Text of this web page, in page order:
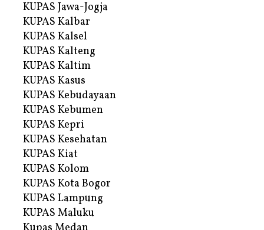
KUPAS Jawa-Jogja
KUPAS Kalbar
KUPAS Kalsel
KUPAS Kalteng
KUPAS Kaltim
KUPAS Kasus
KUPAS Kebudayaan
KUPAS Kebumen
KUPAS Kepri
KUPAS Kesehatan
KUPAS Kiat
KUPAS Kolom
KUPAS Kota Bogor
KUPAS Lampung
KUPAS Maluku